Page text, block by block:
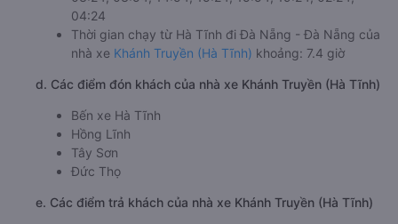
04:24
Thời gian chạy từ Hà Tĩnh đi Đà Nẵng - Đà Nẵng của
nhà xe Khánh Truyền (Hà Tĩnh) khoảng: 7.4 giờ
d. Các điểm đón khách của nhà xe Khánh Truyền (Hà Tĩnh)
Bến xe Hà Tĩnh
Hồng Lĩnh
Tây Sơn
Đức Thọ
e. Các điểm trả khách của nhà xe Khánh Truyền (Hà Tĩnh)